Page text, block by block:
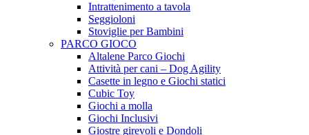
Intrattenimento a tavola
Seggioloni
Stoviglie per Bambini
PARCO GIOCO
Altalene Parco Giochi
Attività per cani – Dog Agility
Casette in legno e Giochi statici
Cubic Toy
Giochi a molla
Giochi Inclusivi
Giostre girevoli e Dondoli